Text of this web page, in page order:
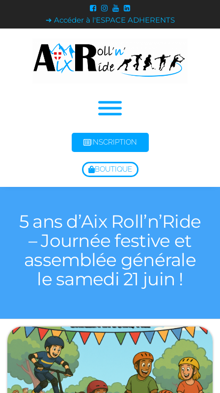
➔ Accéder à l'ESPACE ADHERENTS
INSCRIPTION
BOUTIQUE
5 ans d’Aix Roll’n’Ride
– Journée festive et
assemblée générale
le samedi 21 juin !